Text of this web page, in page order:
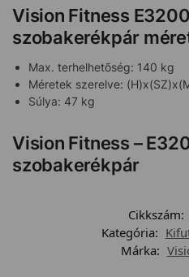
Vision Fitness
szobakerékpár
Max. terhelhetõség: 140 kg
Méretek szerelve:
Súlya: 47 kg
Vision Fitness –
szobakerékpár
Cikkszám:
Kategória:
Márka: